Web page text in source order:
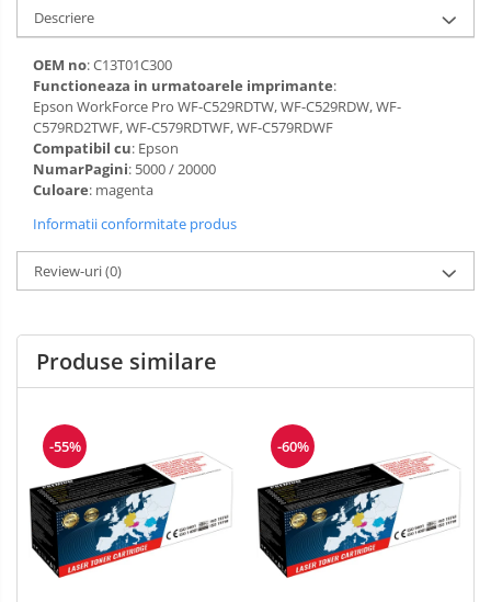
Descriere
OEM no: C13T01C300
Functioneaza in urmatoarele imprimante:
Epson WorkForce Pro WF-C529RDTW, WF-C529RDW, WF-
C579RD2TWF, WF-C579RDTWF, WF-C579RDWF
Compatibil cu: Epson
NumarPagini: 5000 / 20000
Culoare: magenta
Informatii conformitate produs
Review-uri(0)
Produse similare
-55% -60%